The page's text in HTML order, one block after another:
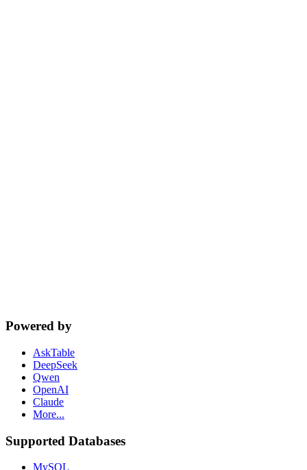
cta.dbSupport
Powered by
AskTable
DeepSeek
Qwen
OpenAI
Claude
More...
Supported Databases
MySQL